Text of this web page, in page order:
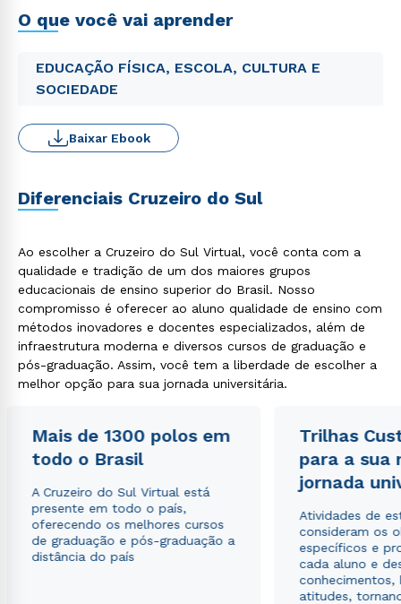
O que você vai aprender
EDUCAÇÃO FÍSICA, ESCOLA, CULTURA E
SOCIEDADE
Baixar Ebook
Diferenciais Cruzeiro do Sul
Ao escolher a Cruzeiro do Sul Virtual, você conta com a
qualidade e tradição de um dos maiores grupos
educacionais de ensino superior do Brasil. Nosso
compromisso é oferecer ao aluno qualidade de ensino com
métodos inovadores e docentes especializados, além de
infraestrutura moderna e diversos cursos de graduação e
pós-graduação. Assim, você tem a liberdade de escolher a
melhor opção para sua jornada universitária.
Mais de 1300 polos em
todo o Brasil
A Cruzeiro do Sul Virtual está
presente em todo o país,
oferecendo os melhores cursos
de graduação e pós-graduação a
distância do país
Trilhas
para a sua
jornada
Atividades de
consideram os
específicos e
cada aluno e
conhecimentos,
atitudes,